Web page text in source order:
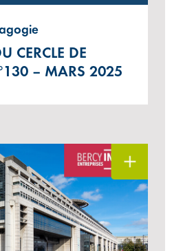
CERCLE DE
– MARS 2025